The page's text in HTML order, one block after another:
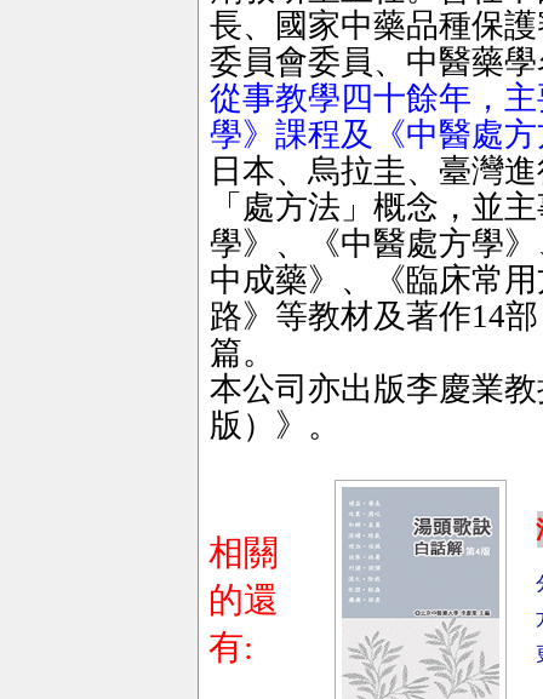
長、國家中藥品種保
委員會委員、中醫藥
從事教學四十餘年，
學》課程及《中醫處
日本、烏拉圭、臺灣
「處方法」概念，並
學》、《中醫處方學
中成藥》、《臨床常
路》等教材及著作14
篇。
本公司亦出版李慶業
版）》。
相關
的還
有: